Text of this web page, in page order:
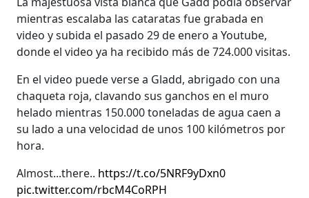
mientras escalaba las cataratas fue grabada en
video y subida el pasado 29 de enero a Youtube,
donde el video ya ha recibido más de 724.000 visitas.
En el video puede verse a Gladd, abrigado con una
chaqueta roja, clavando sus ganchos en el muro
helado mientras 150.000 toneladas de agua caen a
su lado a una velocidad de unos 100 kilómetros por
hora.
Almost...there.. https://t.co/5NRF9yDxn0
pic.twitter.com/rbcM4CoRPH